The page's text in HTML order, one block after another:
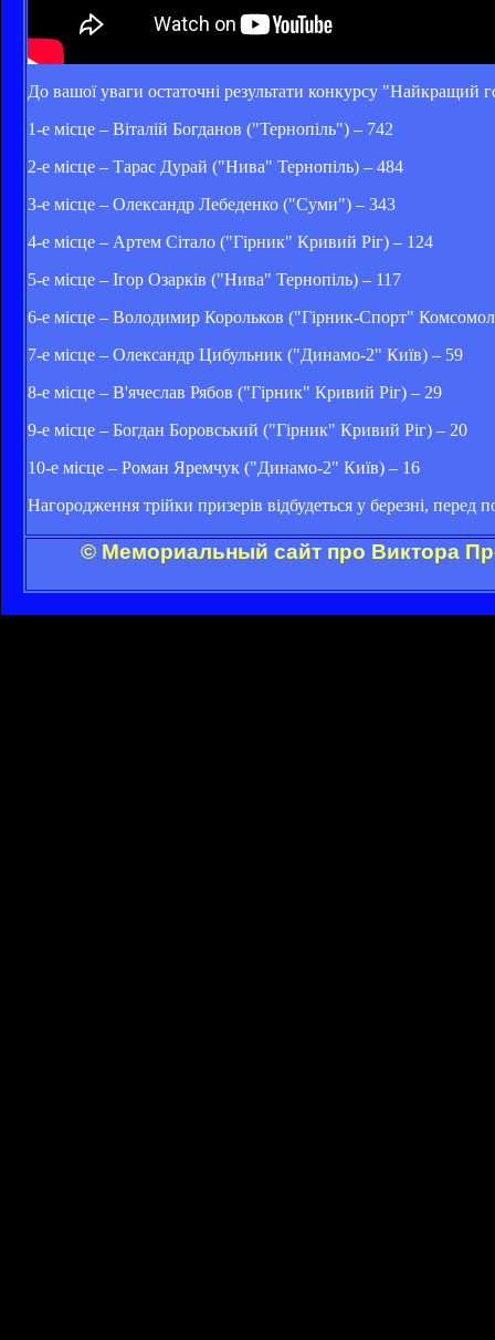
До вашої уваги остаточні результати конкурсу "Найкращий
1-е місце – Віталій Богданов ("Тернопіль") – 742
2-е місце – Тарас Дурай ("Нива" Тернопіль) – 484
3-е місце – Олександр Лебеденко ("Суми") – 343
4-е місце – Артем Сітало ("Гірник" Кривий Ріг) – 124
5-е місце – Ігор Озарків ("Нива" Тернопіль) – 117
6-е місце – Володимир Корольков ("Гірник-Спорт"
7-е місце – Олександр Цибульник ("Динамо-2" Київ) – 59
8-е місце – В'ячеслав Рябов ("Гірник" Кривий Ріг) – 29
9-е місце – Богдан Боровський ("Гірник" Кривий Ріг) – 20
10-е місце – Роман Яремчук ("Динамо-2" Київ) – 16
Нагородження трійки призерів відбудеться у березні,
© Мемориальный сайт про Виктора